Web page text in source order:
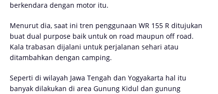
berkendara dengan motor itu.
Menurut dia, saat ini tren penggunaan WR 155 R ditujukan
buat dual purpose baik untuk on road maupun off road.
Kala trabasan dijalani untuk perjalanan sehari atau
ditambahkan dengan camping.
Seperti di wilayah Jawa Tengah dan Yogyakarta hal itu
banyak dilakukan di area Gunung Kidul dan gunung